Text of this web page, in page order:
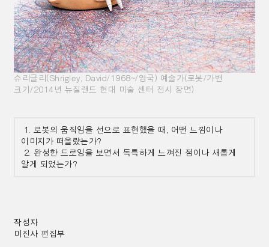
슈리글리(Shrigley, David/1968~/영국) 예술가(로봇/가변
크기/2014년 뉴질랜드 현대 미술 센터 전시 장면)
1. 로봇의 움직임을 선으로 표현했을 때, 어떤 느낌이나
이미지가 떠올랐는가?
2. 완성한 드로잉을 보면서 독특하게 느껴진 점이나 새롭게
알게 되었는가?
작성자
미진사 편집부